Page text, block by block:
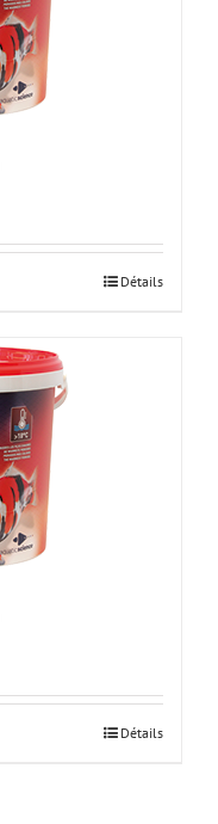
Détails
Détails